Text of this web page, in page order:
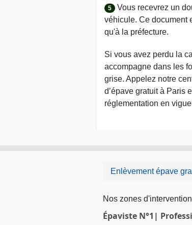
5
Vous recevrez un
véhicule. Ce document
qu'à la préfecture.
Si vous avez perdu la
accompagne dans les
grise. Appelez notre
d’épave gratuit à Paris
réglementation en
Enlèvement épave
Nos zones
Épaviste N°1|